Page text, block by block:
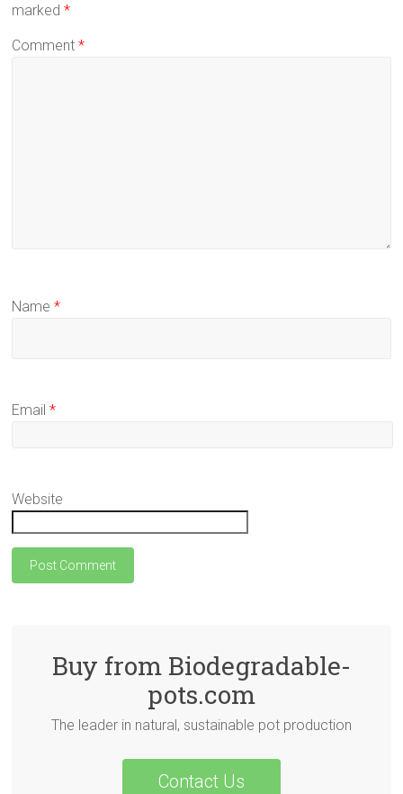
marked*
Comment*
Name*
Email*
Website
Buy from Biodegradable-
pots.com
The leader in natural, sustainable pot production
Contact Us